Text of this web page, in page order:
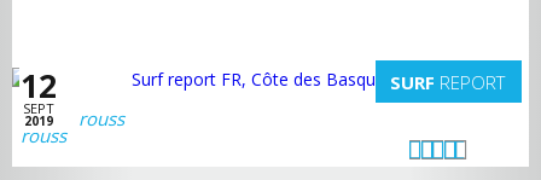
12
SEPT
2019
SURF REPORT
rouss